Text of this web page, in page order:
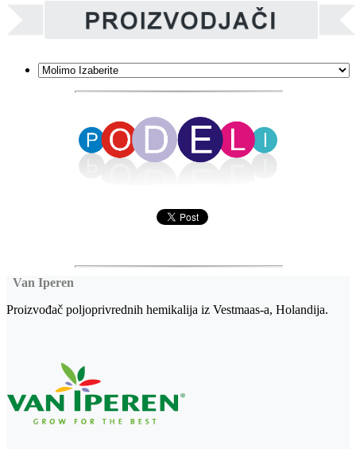
Van Iperen
Proizvođač poljoprivrednih hemikalija iz Vestmaas-a, Holandija.